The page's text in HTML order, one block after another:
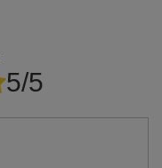
5/5